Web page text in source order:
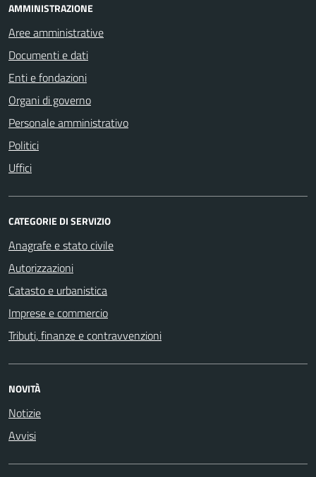
AMMINISTRAZIONE
Aree amministrative
Documenti e dati
Enti e fondazioni
Organi di governo
Personale amministrativo
Politici
Uffici
CATEGORIE DI SERVIZIO
Anagrafe e stato civile
Autorizzazioni
Catasto e urbanistica
Imprese e commercio
Tributi, finanze e contravvenzioni
NOVITÀ
Notizie
Avvisi